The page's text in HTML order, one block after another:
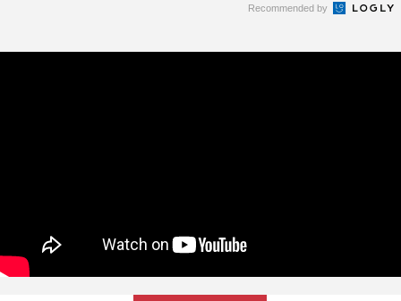
Recommended by